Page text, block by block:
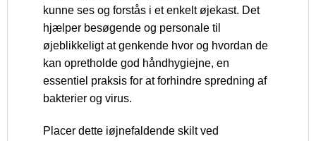
kunne ses og forstås i et enkelt øjekast. Det
hjælper besøgende og personale til
øjeblikkeligt at genkende hvor og hvordan de
kan opretholde god håndhygiejne, en
essentiel praksis for at forhindre spredning af
bakterier og virus.
Placer dette iøjnefaldende skilt ved